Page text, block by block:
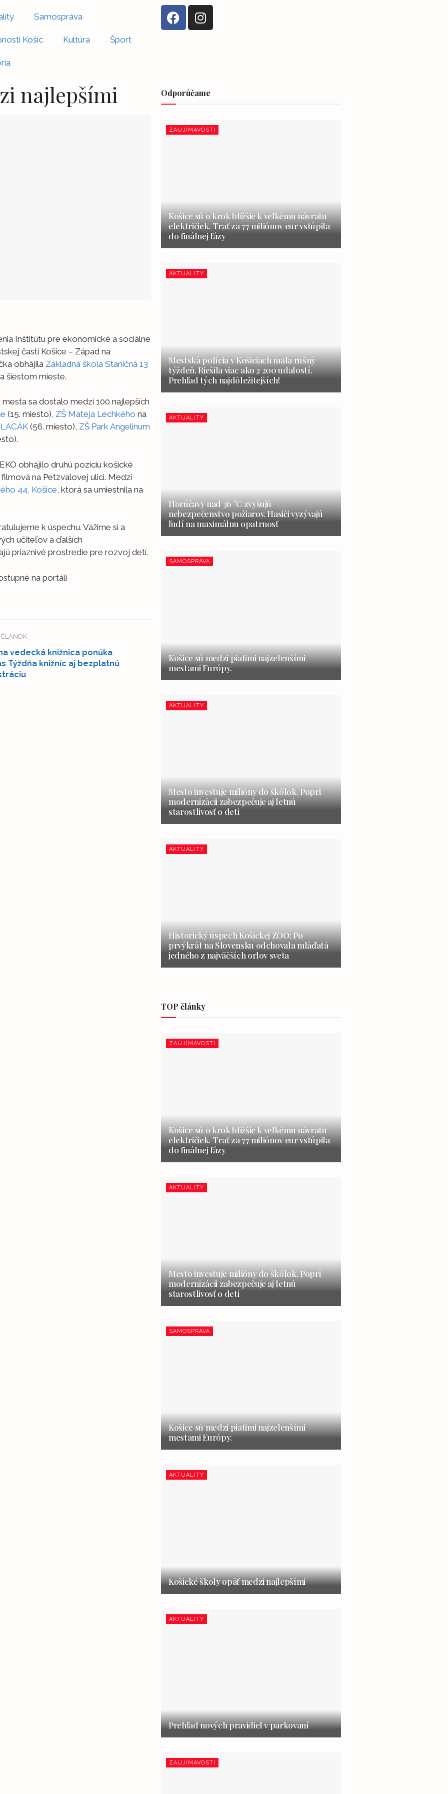
Samospráva
Košíc Kultúra Šport
najlepšími
Inštitútu pre ekonomické a sociálne
časti Košice – Západ na
obhájila Základná škola Staničná 13
šiestom mieste.
sa dostalo medzi 100 najlepších
(15. miesto), ZŠ Mateja Lechkého na
(56. miesto), ZŠ Park Angelinum
obhájilo druhú pozíciu košické
na Petzvalovej ulici. Medzi
44, Košice , ktorá sa umiestnila na
k úspechu. Vážime si a
učiteľov a ďalších
priaznivé prostredie pre rozvoj detí.
na portáli
vedecká knižnica ponúka
Týždňa knižníc aj bezplatnú
Odporúčame
ZAUJÍMAVOSTI
Košice sú o krok bližšie k veľkému návratu
električiek. Trať za 77 miliónov eur vstúpila
do finálnej fázy
AKTUALITY
Mestská polícia v Košiciach mala rušný
týždeň. Riešila viac ako 2 200 udalostí.
Prehľad tých najdôležitejších!
AKTUALITY
Horúčavy nad 36 °C zvyšujú
nebezpečenstvo požiarov. Hasiči vyzývajú
ľudí na maximálnu opatrnosť
SAMOSPRÁVA
Košice sú medzi piatimi najzelenšími
mestami Európy.
AKTUALITY
Mesto investuje milióny do škôlok. Popri
modernizácii zabezpečuje aj letnú
starostlivosť o deti
AKTUALITY
Historický úspech Košickej ZOO: Po
prvýkrát na Slovensku odchovala mláďatá
jedného z najväčších orlov sveta
TOP články
ZAUJÍMAVOSTI
Košice sú o krok bližšie k veľkému návratu
električiek. Trať za 77 miliónov eur vstúpila
do finálnej fázy
AKTUALITY
Mesto investuje milióny do škôlok. Popri
modernizácii zabezpečuje aj letnú
starostlivosť o deti
SAMOSPRÁVA
Košice sú medzi piatimi najzelenšími
mestami Európy.
AKTUALITY
Košické školy opäť medzi najlepšími
AKTUALITY
Prehľad nových pravidiel v parkovaní
ZAUJÍMAVOSTI